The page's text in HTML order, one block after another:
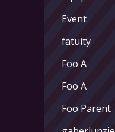
Event
fatuity
Foo A
Foo A
Foo Parent